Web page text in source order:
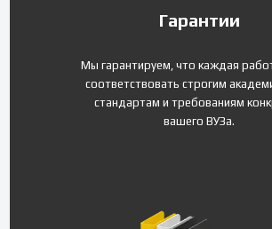
Гарантии
Мы гарантируем, что каждая
соответствовать строгим
стандартам и требованиям
вашего ВУЗа.